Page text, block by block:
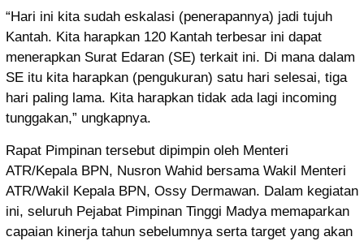
“Hari ini kita sudah eskalasi (penerapannya) jadi tujuh
Kantah. Kita harapkan 120 Kantah terbesar ini dapat
menerapkan Surat Edaran (SE) terkait ini. Di mana dalam
SE itu kita harapkan (pengukuran) satu hari selesai, tiga
hari paling lama. Kita harapkan tidak ada lagi incoming
tunggakan,” ungkapnya.
Rapat Pimpinan tersebut dipimpin oleh Menteri
ATR/Kepala BPN, Nusron Wahid bersama Wakil Menteri
ATR/Wakil Kepala BPN, Ossy Dermawan. Dalam kegiatan
ini, seluruh Pejabat Pimpinan Tinggi Madya memaparkan
capaian kinerja tahun sebelumnya serta target yang akan